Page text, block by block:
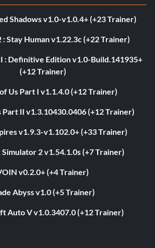
Shadows v1.0-v1.0.4+ (+23 Trainer)
: Stay Human v1.22.3c (+22 Trainer)
: Definitive Edition v1.0-Build.141935+
(+12 Trainer)
Us Part I v1.1.4.0 (+12 Trainer)
Part II v1.3.10430.0406 (+12 Trainer)
v1.9.3-v1.102.0+ (+33 Trainer)
2 v1.54.1.0s (+7 Trainer)
v0.2.0+ (+4 Trainer)
Abyss v1.0 (+5 Trainer)
Auto V v1.0.3407.0 (+12 Trainer)